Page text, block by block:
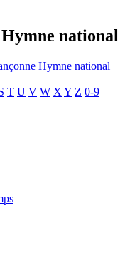
Hymne national
Hymne national
T U V W X Y Z 0-9